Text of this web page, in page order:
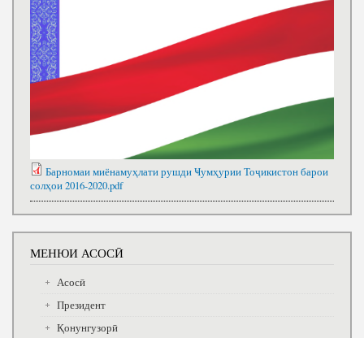
Барномаи миёнамуҳлати рушди Ҹумҳурии Тоҷикистон барои
солҳои 2016-2020.pdf
МЕНЮИ АСОСӢ
Асосӣ
Президент
Қонунгузорӣ